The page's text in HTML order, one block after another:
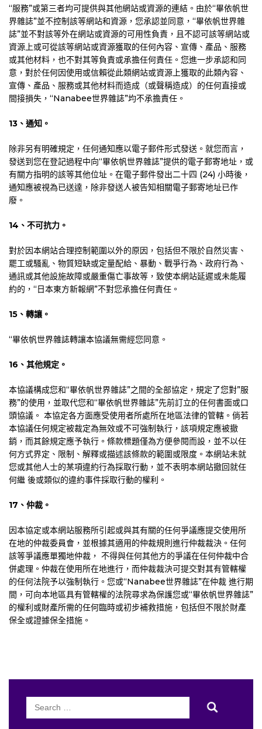
“服務”或第三者均可提供與其他網站或資源的連結。由於“畢依帆世
界雜誌”並不控制該等網站和資源，您承認並同意，“畢依帆世界雜
誌”並不對該等外在網站或資源的可用性負責，且不認可該等網站或
資源上或可從該等網站或資源獲取的任何內容、宣傳、產品、服務
或其他材料，也不對其等負責或承擔任何責任。您進一步承認和同
意，對於任何因使用或信賴從此類網站或資源上獲取的此類內容、
宣傳、產品、服務或其他材料而造成（或聲稱造成）的任何直接或
間接損失，“Nanabee世界雜誌”均不承擔責任。
13 、通知。
除非另有明確規定，任何通知應以電子郵件形式發送。就您而言，
發送到您在登記過程中向“畢依帆世界雜誌”提供的電子郵寄地址，或
有關方指明的該等其他位址。在電子郵件發出二十四 (24) 小時後，
通知應被視為已送達，除非發送人被告知相關電子郵寄地址已作
廢。
14 、不可抗力。
對於因本網站合理控制範圍以外的原因，包括但不限於自然災害、
罷工或騷亂、物質短缺或定量配給、暴動、戰爭行為、政府行為、
通訊或其他設施故障或嚴重傷亡事故等，致使本網站延遲或未能履
約的，“日本東方新報網”不對您承擔任何責任。
15 、轉讓。
“畢依帆世界雜誌轉讓本協議無需經您同意。
16 、其他規定。
本協議構成您和“畢依帆世界雜誌”之間的全部協定，規定了您對”服
務”的使用，並取代您和“畢依帆世界雜誌”先前訂立的任何書面或口
頭協議。 本協定各方面應受使用者所處所在地區法律的管轄。倘若
本協議任何規定被裁定為無效或不可強制執行，該項規定應被撤
銷，而其餘規定應予執行。條款標題僅為方便參閱而設，並不以任
何方式界定、限制、解釋或描述該條款的範圍或限度。本網站未就
您或其他人士的某項違約行為採取行動，並不表明本網站撤回就任
何繼 後或類似的違約事件採取行動的權利。
17 、仲裁。
因本協定或本網站服務所引起或與其有關的任何爭議應提交使用所
在地的仲裁委員會，並根據其適用的仲裁規則進行仲裁裁決。任何
該等爭議應單獨地仲裁， 不得與任何其他方的爭議在任何仲裁中合
併處理。仲裁在使用所在地進行，而仲裁裁決可提交對其有管轄權
的任何法院予以強制執行。您或“Nanabee世界雜誌”在仲裁 進行期
間，可向本地區具有管轄權的法院尋求為保護您或“畢依帆世界雜誌”
的權利或財產所需的任何臨時或初步補救措施，包括但不限於財產
保全或證據保全措施。
Search